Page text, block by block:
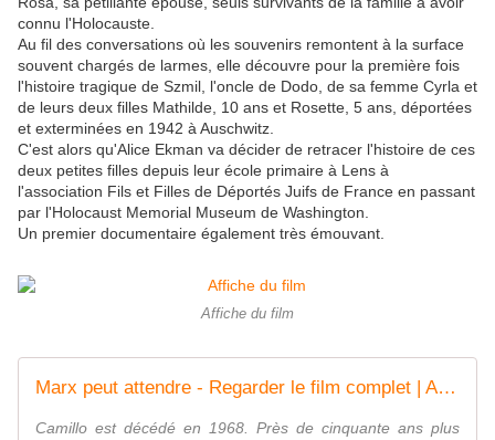
connu l'Holocauste.
Au fil des conversations où les souvenirs remontent à la surface
souvent chargés de larmes, elle découvre pour la première fois
l'histoire tragique de Szmil, l'oncle de Dodo, de sa femme Cyrla et
de leurs deux filles Mathilde, 10 ans et Rosette, 5 ans, déportées
et exterminées en 1942 à Auschwitz.
C'est alors qu'Alice Ekman va décider de retracer l'histoire de ces
deux petites filles depuis leur école primaire à Lens à
l'association Fils et Filles de Déportés Juifs de France en passant
par l'Holocaust Memorial Museum de Washington.
Un premier documentaire également très émouvant.
Affiche du film
Marx peut attendre - Regarder le film complet | ARTE
Camillo est décédé en 1968. Près de cinquante ans plus